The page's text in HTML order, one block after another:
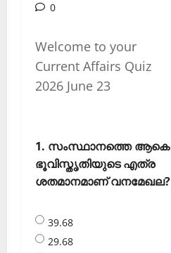
0
Welcome to your
Current Affairs Quiz
2026 June 23
1. സംസ്ഥാനത്തെ ആകെ
ഭൂവിസ്തൃതിയുടെ എത്ര
ശതമാനമാണ് വനമേഖല?
39.68
29.68